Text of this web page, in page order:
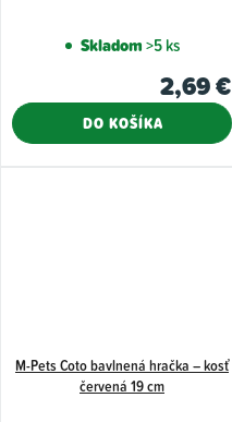
Skladom>5 ks
2,69 €
DO KOŠÍKA
M-Pets Coto bavlnená hračka – kosť
červená 19 cm